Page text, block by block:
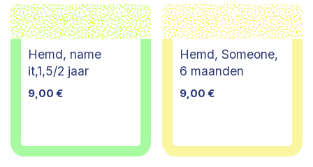
Hemd, name
it,1,5/2 jaar
9,00 €
Hemd, Someone,
6 maanden
9,00 €